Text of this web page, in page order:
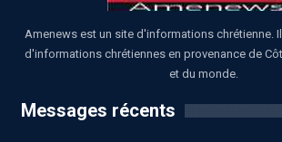
Amenews est un site d'informations chrétienne.
d'informations chrétiennes en provenance de
et du monde.
Messages récents